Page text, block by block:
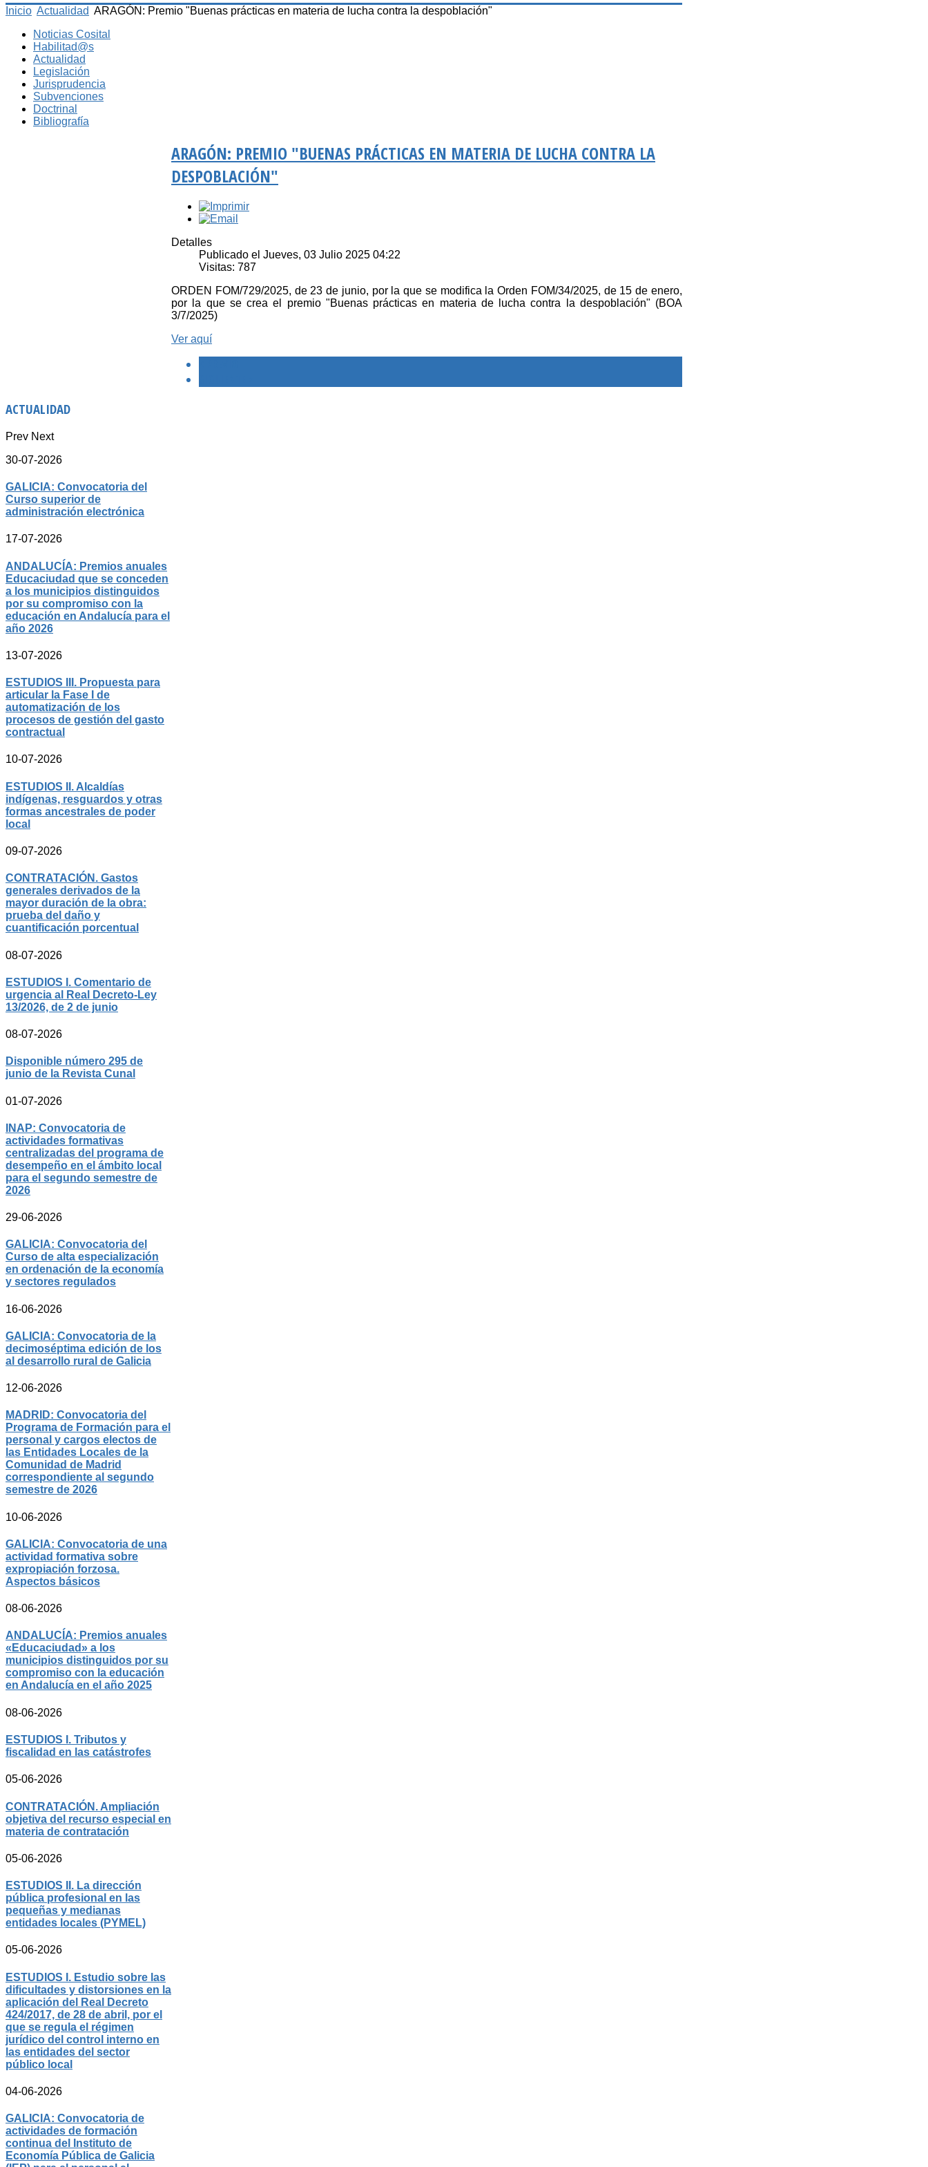
Inicio Actualidad ARAGÓN: Premio "Buenas prácticas en materia de lucha contra la despoblación"
Noticias Cosital
Habilitad@s
Actualidad
Legislación
Jurisprudencia
Subvenciones
Doctrinal
Bibliografía
ARAGÓN: PREMIO "BUENAS PRÁCTICAS EN MATERIA DE LUCHA CONTRA LA
DESPOBLACIÓN"
Detalles
Publicado el Jueves, 03 Julio 2025 04:22
Visitas: 787
ORDEN FOM/729/2025, de 23 de junio, por la que se modifica la Orden FOM/34/2025, de 15 de enero,
por la que se crea el premio "Buenas prácticas en materia de lucha contra la despoblación" (BOA
3/7/2025)
Ver aquí
ACTUALIDAD
Prev Next
30-07-2026
GALICIA: Convocatoria del
Curso superior de
administración electrónica
17-07-2026
ANDALUCÍA: Premios anuales
Educaciudad que se conceden
a los municipios distinguidos
por su compromiso con la
educación en Andalucía para el
año 2026
13-07-2026
ESTUDIOS III. Propuesta para
articular la Fase I de
automatización de los
procesos de gestión del gasto
contractual
10-07-2026
ESTUDIOS II. Alcaldías
indígenas, resguardos y otras
formas ancestrales de poder
local
09-07-2026
CONTRATACIÓN. Gastos
generales derivados de la
mayor duración de la obra:
prueba del daño y
cuantificación porcentual
08-07-2026
ESTUDIOS I. Comentario de
urgencia al Real Decreto-Ley
13/2026, de 2 de junio
08-07-2026
Disponible número 295 de
junio de la Revista Cunal
01-07-2026
INAP: Convocatoria de
actividades formativas
centralizadas del programa de
desempeño en el ámbito local
para el segundo semestre de
2026
29-06-2026
GALICIA: Convocatoria del
Curso de alta especialización
en ordenación de la economía
y sectores regulados
16-06-2026
GALICIA: Convocatoria de la
decimoséptima edición de los
al desarrollo rural de Galicia
12-06-2026
MADRID: Convocatoria del
Programa de Formación para el
personal y cargos electos de
las Entidades Locales de la
Comunidad de Madrid
correspondiente al segundo
semestre de 2026
10-06-2026
GALICIA: Convocatoria de una
actividad formativa sobre
expropiación forzosa.
Aspectos básicos
08-06-2026
ANDALUCÍA: Premios anuales
«Educaciudad» a los
municipios distinguidos por su
compromiso con la educación
en Andalucía en el año 2025
08-06-2026
ESTUDIOS I. Tributos y
fiscalidad en las catástrofes
05-06-2026
CONTRATACIÓN. Ampliación
objetiva del recurso especial en
materia de contratación
05-06-2026
ESTUDIOS II. La dirección
pública profesional en las
pequeñas y medianas
entidades locales (PYMEL)
05-06-2026
ESTUDIOS I. Estudio sobre las
dificultades y distorsiones en la
aplicación del Real Decreto
424/2017, de 28 de abril, por el
que se regula el régimen
jurídico del control interno en
las entidades del sector
público local
04-06-2026
GALICIA: Convocatoria de
actividades de formación
continua del Instituto de
Economía Pública de Galicia